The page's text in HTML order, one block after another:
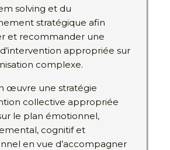
solving et du
stratégique afin
et recommander une
appropriée sur
complexe.
œuvre une stratégie
collective appropriée
le plan émotionnel,
cognitif et
en vue d’accompagner